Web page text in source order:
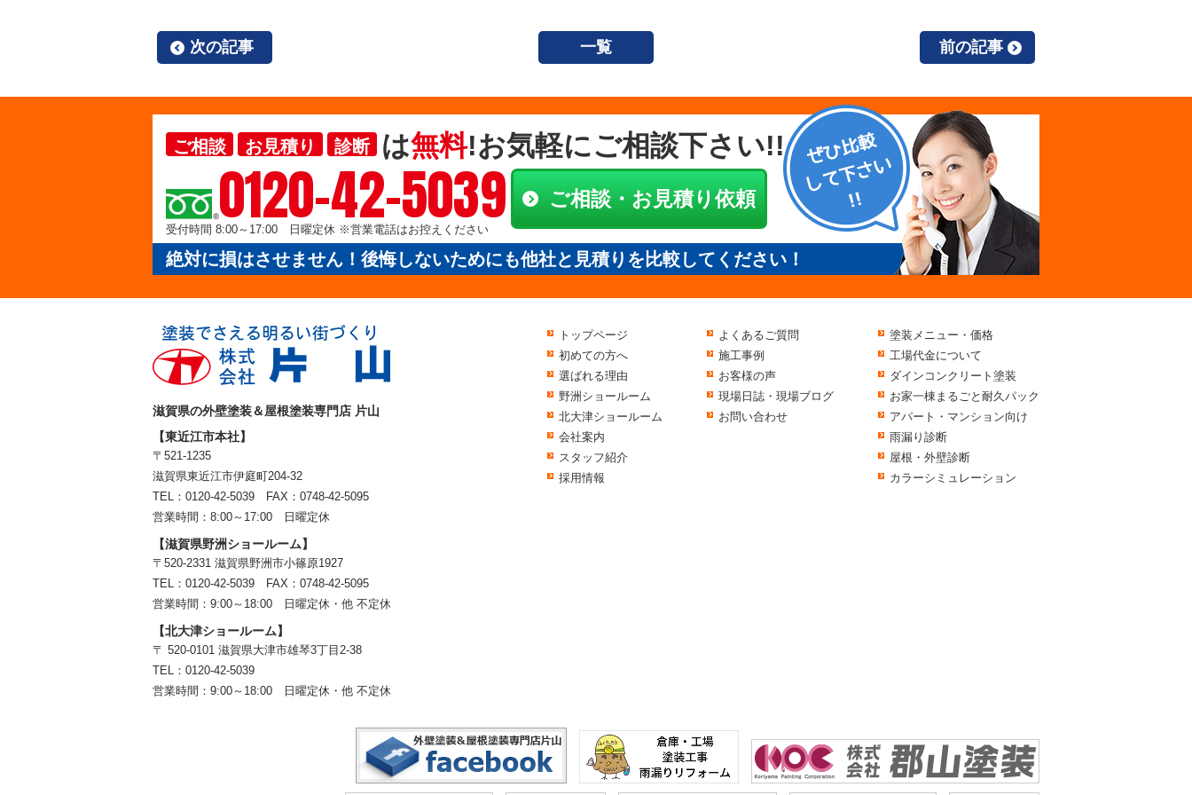
次の記事 一覧 前の記事
ご相談 お見積り 診断 は無料!お気軽にご相談下さい!!
0120-42-5039
受付時間 8:00～17:00 日曜定休 ※営業電話はお控えください
ご相談・お見積り依頼
絶対に損はさせません！後悔しないためにも他社と見積りを比較してください！
滋賀県の外壁塗装＆屋根塗装専門店 片山
【東近江市本社】
〒521-1235
滋賀県東近江市伊庭町204-32
TEL：0120-42-5039 FAX：0748-42-5095
営業時間：8:00～17:00 日曜定休
【滋賀県野洲ショールーム】
〒520-2331 滋賀県野洲市小篠原1927
TEL： 0120-42-5039 FAX：0748-42-5095
営業時間：9:00～18:00
日曜定休・他 不定休
【北大津ショールーム】
〒 520-0101 滋賀県大津市雄琴3丁目2-38
TEL： 0120-42-5039
営業時間：9:00～18:00
日曜定休・他 不定休
トップページ
初めての方へ
選ばれる理由
野洲ショールーム
北大津ショールーム
会社案内
スタッフ紹介
採用情報
よくあるご質問
施工事例
お客様の声
現場日誌・現場ブログ
お問い合わせ
塗装メニュー・価格
工場代金について
ダインコンクリート塗装
お家一棟まるごと耐久パック
アパート・マンション向け
雨漏り診断
屋根・外壁診断
カラーシミュレーション